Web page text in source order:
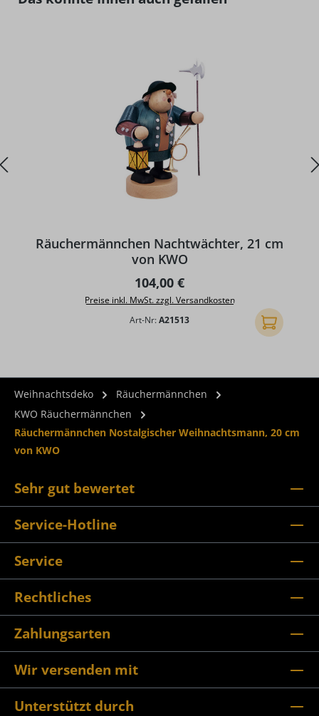
Räuchermännchen Nachtwächter, 21 cm
von KWO
Regulärer Preis:
104,00 €
Preise inkl. MwSt. zzgl. Versandkosten
Art-Nr:A21513 In den
Weihnachtsdeko
Räuchermännchen
KWO Räuchermännchen
Räuchermännchen Nostalgischer Weihnachtsmann, 20 cm
von KWO
Sehr gut bewertet
Service-Hotline
Service
Rechtliches
Zahlungsarten
Wir versenden mit
Unterstützt durch